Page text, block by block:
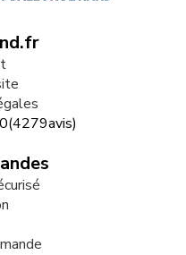
(4279avis)